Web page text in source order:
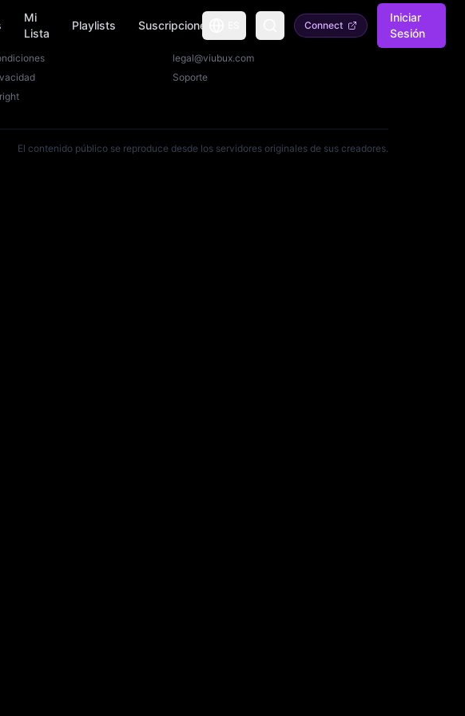
Mi
Lista
Playlists Suscripciones Connect
Iniciar
Sesión
Contacto
legal@viubux.com
Soporte
El contenido público se reproduce desde los servidores originales de sus creadores.